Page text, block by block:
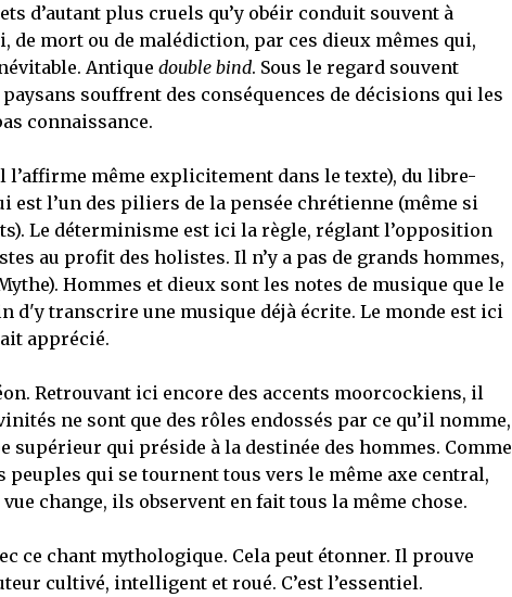
d’autant plus cruels qu’y obéir conduit souvent à
mort ou de malédiction, par ces dieux mêmes qui,
Antique double bind. Sous le regard souvent
souffrent des conséquences de décisions qui les
connaissance.
même explicitement dans le texte), du libre-
est l’un des piliers de la pensée chrétienne (même si
Le déterminisme est ici la règle, réglant l’opposition
au profit des holistes. Il n’y a pas de grands hommes,
Hommes et dieux sont les notes de musique que le
d'y transcrire une musique déjà écrite. Le monde est ici
apprécié.
Retrouvant ici encore des accents moorcockiens, il
ne sont que des rôles endossés par ce qu’il nomme,
supérieur qui préside à la destinée des hommes. Comme
qui se tournent tous vers le même axe central,
change, ils observent en fait tous la même chose.
ce chant mythologique. Cela peut étonner. Il prouve
cultivé, intelligent et roué. C’est l’essentiel.